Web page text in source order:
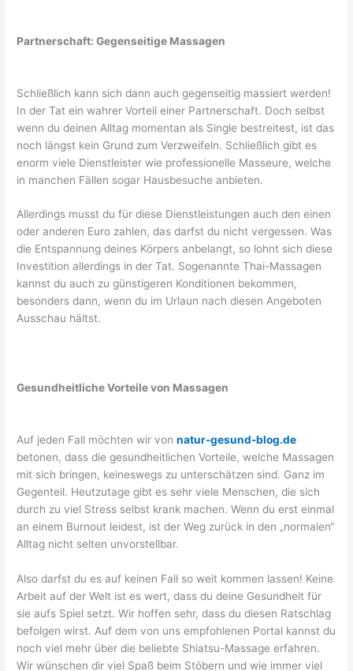
Partnerschaft: Gegenseitige Massagen
Schließlich kann sich dann auch gegenseitig massiert werden!
In der Tat ein wahrer Vorteil einer Partnerschaft. Doch selbst
wenn du deinen Alltag momentan als Single bestreitest, ist das
noch längst kein Grund zum Verzweifeln. Schließlich gibt es
enorm viele Dienstleister wie professionelle Masseure, welche
in manchen Fällen sogar Hausbesuche anbieten.
Allerdings musst du für diese Dienstleistungen auch den einen
oder anderen Euro zahlen, das darfst du nicht vergessen. Was
die Entspannung deines Körpers anbelangt, so lohnt sich diese
Investition allerdings in der Tat. Sogenannte Thai-Massagen
kannst du auch zu günstigeren Konditionen bekommen,
besonders dann, wenn du im Urlaun nach diesen Angeboten
Ausschau hältst.
Gesundheitliche Vorteile von Massagen
Auf jeden Fall möchten wir vonnatur-gesund-blog.de
betonen, dass die gesundheitlichen Vorteile, welche Massagen
mit sich bringen, keineswegs zu unterschätzen sind. Ganz im
Gegenteil. Heutzutage gibt es sehr viele Menschen, die sich
durch zu viel Stress selbst krank machen. Wenn du erst einmal
an einem Burnout leidest, ist der Weg zurück in den „normalen“
Alltag nicht selten unvorstellbar.
Also darfst du es auf keinen Fall so weit kommen lassen! Keine
Arbeit auf der Welt ist es wert, dass du deine Gesundheit für
sie aufs Spiel setzt. Wir hoffen sehr, dass du diesen Ratschlag
befolgen wirst. Auf dem von uns empfohlenen Portal kannst du
noch viel mehr über die beliebte Shiatsu-Massage erfahren.
Wir wünschen dir viel Spaß beim Stöbern und wie immer viel